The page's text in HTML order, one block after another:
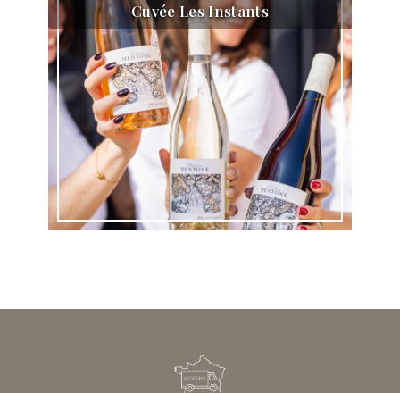
Cuvée Les Instants